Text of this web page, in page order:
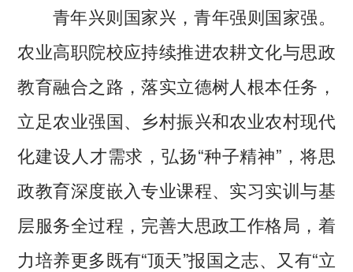
青年兴则国家兴，青年强则国家强。
农业高职院校应持续推进农耕文化与思政
教育融合之路，落实立德树人根本任务，
立足农业强国、乡村振兴和农业农村现代
化建设人才需求，弘扬“种子精神”，将思
政教育深度嵌入专业课程、实习实训与基
层服务全过程，完善大思政工作格局，着
力培养更多既有“顶天”报国之志、又有“立